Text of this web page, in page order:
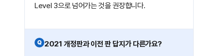
Level 3으로 넘어가는 것을 권장합니다.
Q 2021 개정판과 이전 판 답지가 다른가요?